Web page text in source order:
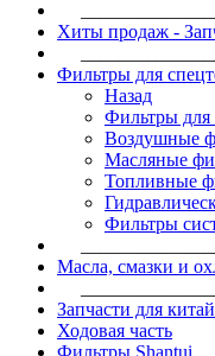
Хиты продаж -
Фильтры для
Назад
Фильтры для
Воздушные
Масляные
Топливные
Фильтры
Масла, смазки и
Запчасти для
Ходовая часть
Фильтры Shantui